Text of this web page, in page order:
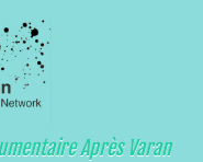
Après Varan